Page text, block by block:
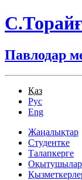
Павлодар
Қаз
Рус
Eng
Жаңалықтар
Студентке
Талапкерге